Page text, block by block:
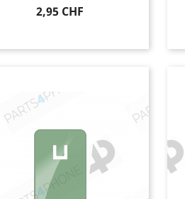
Prezzo
2,95 CHF